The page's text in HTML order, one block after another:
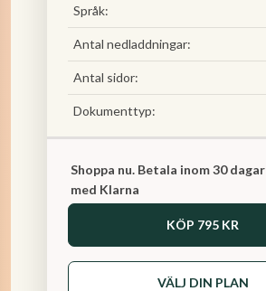
Språk:
Antal nedladdningar:
Antal sidor:
Dokumenttyp:
Shoppa nu. Betala inom 30 dagar
med Klarna
KÖP 795 KR
VÄLJ DIN PLAN